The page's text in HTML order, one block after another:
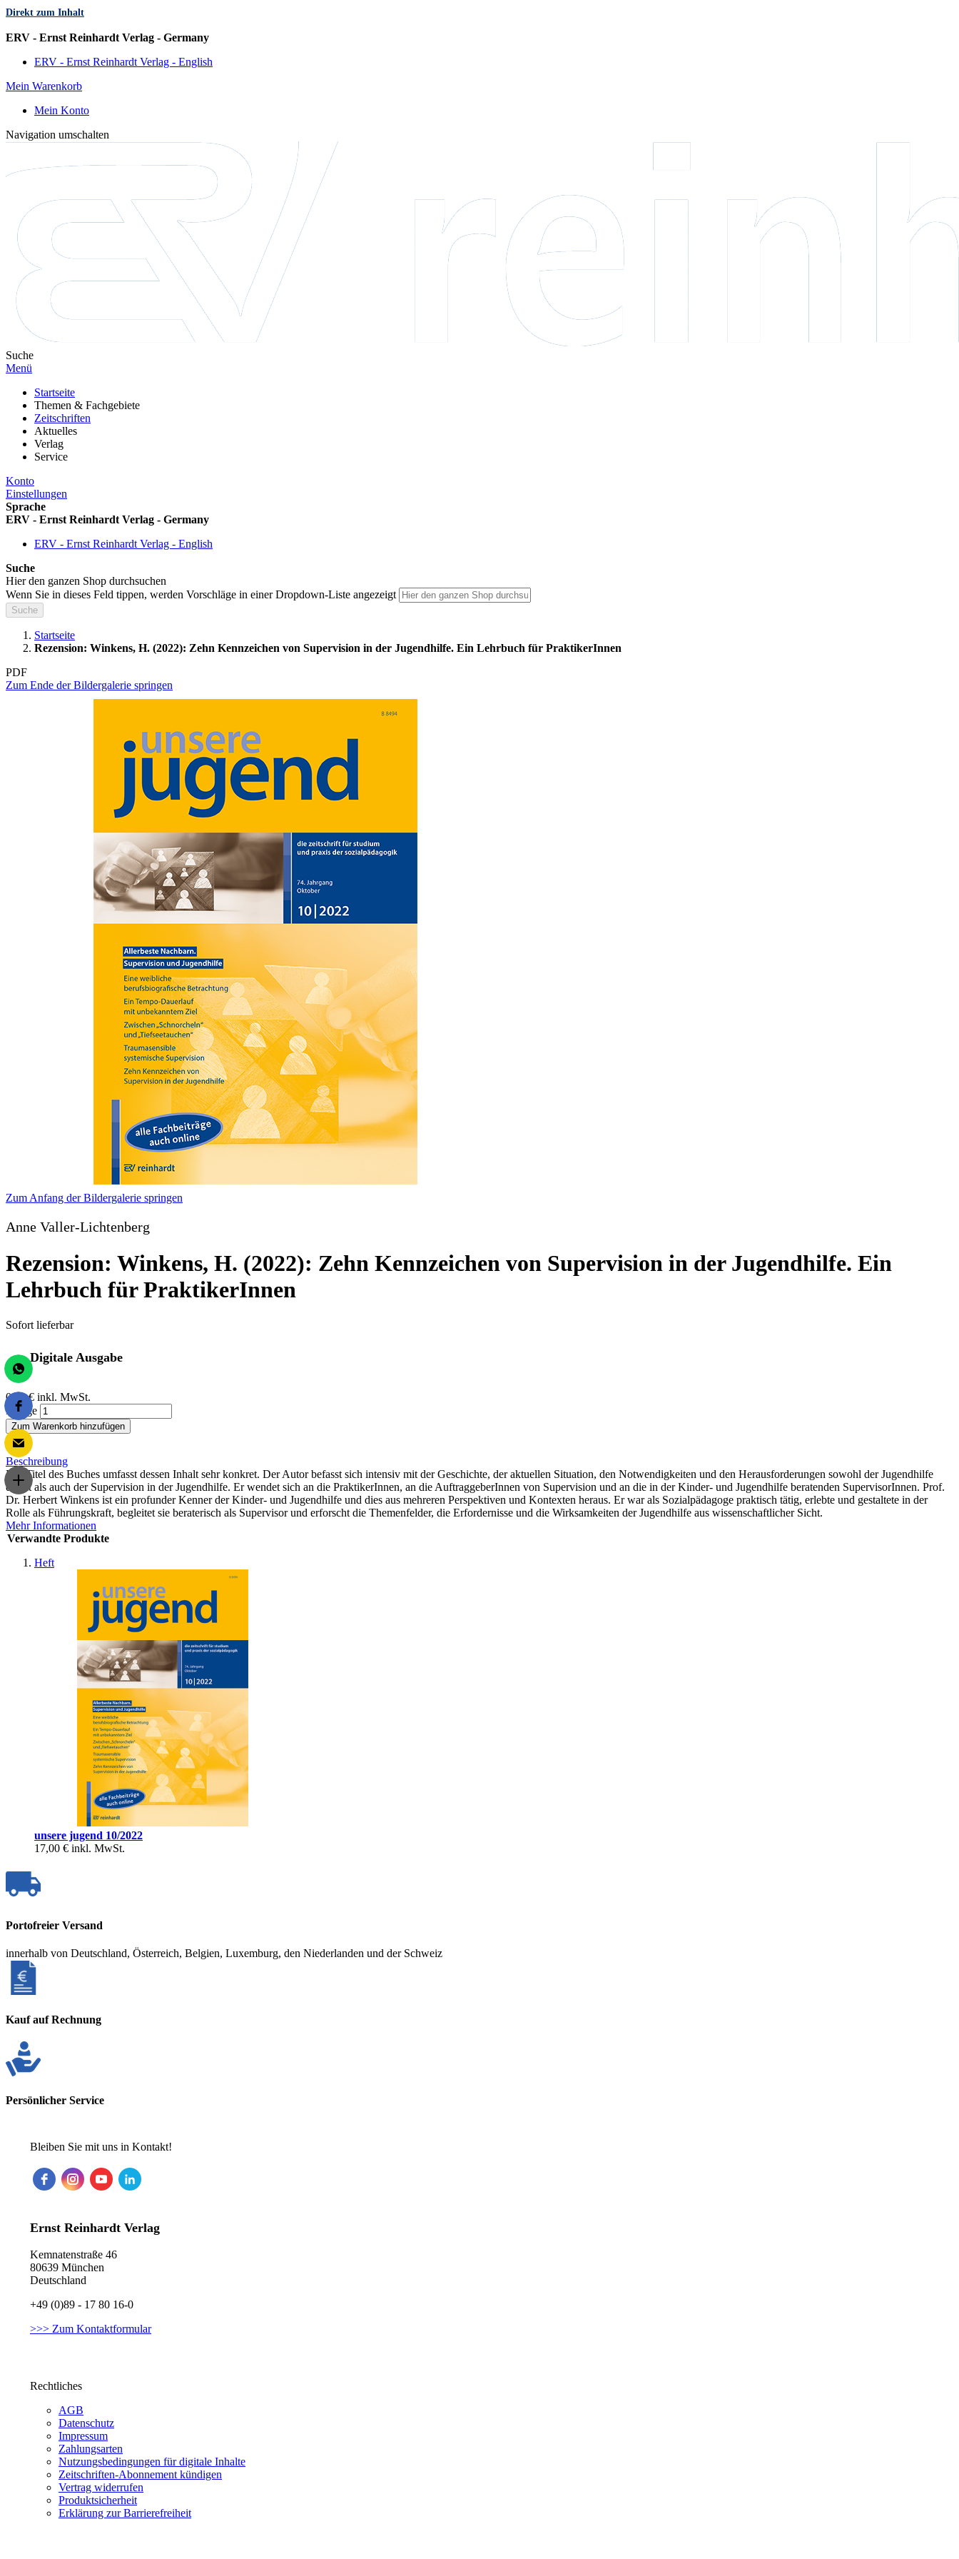
Direkt zum Inhalt
ERV - Ernst Reinhardt Verlag - Germany
ERV - Ernst Reinhardt Verlag - English
Mein Warenkorb
Mein Konto
Navigation umschalten
Suche
Menü
Startseite
Themen & Fachgebiete
Zeitschriften
Aktuelles
Verlag
Service
Konto
Einstellungen
Sprache
ERV - Ernst Reinhardt Verlag - Germany
ERV - Ernst Reinhardt Verlag - English
Suche
Hier den ganzen Shop durchsuchen
Wenn Sie in dieses Feld tippen, werden Vorschläge in einer Dropdown-Liste angezeigt
Suche
Startseite
Rezension: Winkens, H. (2022): Zehn Kennzeichen von Supervision in der Jugendhilfe. Ein Lehrbuch für PraktikerInnen
PDF
Zum Ende der Bildergalerie springen
Zum Anfang der Bildergalerie springen
Anne Valler-Lichtenberg
Rezension: Winkens, H. (2022): Zehn Kennzeichen von Supervision in der Jugendhilfe. Ein
Lehrbuch für PraktikerInnen
Sofort lieferbar
Digitale Ausgabe
0,00 € inkl. MwSt.
Menge
Zum Warenkorb hinzufügen
Beschreibung
Der Titel des Buches umfasst dessen Inhalt sehr konkret. Der Autor befasst sich intensiv mit der Geschichte, der aktuellen Situation, den Notwendigkeiten und den Herausforderungen sowohl der Jugendhilfe
direkt als auch der Supervision in der Jugendhilfe. Er wendet sich an die PraktikerInnen, an die AuftraggeberInnen von Supervision und an die in der Kinder- und Jugendhilfe beratenden SupervisorInnen. Prof.
Dr. Herbert Winkens ist ein profunder Kenner der Kinder- und Jugendhilfe und dies aus mehreren Perspektiven und Kontexten heraus. Er war als Sozialpädagoge praktisch tätig, erlebte und gestaltete in der
Rolle als Führungskraft, begleitet sie beraterisch als Supervisor und erforscht die Themenfelder, die Erfordernisse und die Wirksamkeiten der Jugendhilfe aus wissenschaftlicher Sicht.
Mehr Informationen
Verwandte Produkte
Heft
unsere jugend 10/2022
17,00 € inkl. MwSt.
Portofreier Versand
innerhalb von Deutschland, Österreich, Belgien, Luxemburg, den Niederlanden und der Schweiz
Kauf auf Rechnung
Persönlicher Service
Bleiben Sie mit uns in Kontakt!
Ernst Reinhardt Verlag
Kemnatenstraße 46
80639 München
Deutschland
+49 (0)89 - 17 80 16-0
>>> Zum Kontaktformular
Rechtliches
AGB
Datenschutz
Impressum
Zahlungsarten
Nutzungsbedingungen für digitale Inhalte
Zeitschriften-Abonnement kündigen
Vertrag widerrufen
Produktsicherheit
Erklärung zur Barrierefreiheit